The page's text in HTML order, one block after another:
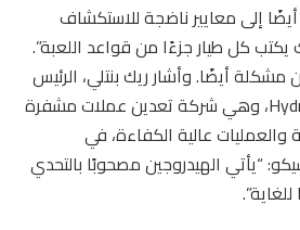
إلى معايير ناضجة للاستكشاف
يكتب كل طيار جزءًا من قواعد اللعبة”.
أيضًا. وأشار ريك بنتلي، الرئيس
التنفيذي لشركة HydroHash، وهي شركة تعدين عملات مشفرة
والعمليات عالية الكفاءة، في
“يأتي الهيدروجين مصحوبًا بالتحدي